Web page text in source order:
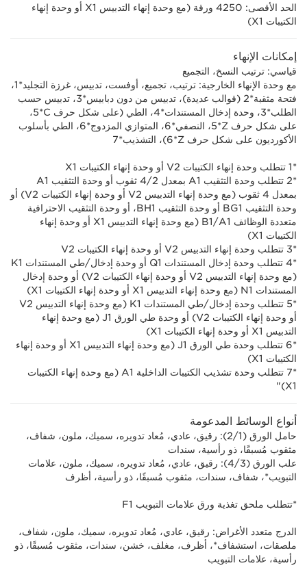
الحد الأقصى: 4250 ورقة (مع وحدة إنهاء التدبيس X1 أو وحدة إنهاء
الكتيبات X1)
إمكانات الإنهاء
قياسي: ترتيب النسخ، التجميع
مع وحدة الإنهاء الخارجية: ترتيب، تجميع، أوفست، تدبيس، غرزة التجليد*1،
فتحة مثقبة*2 (قوالب عديدة)، تدبيس من دون دبابيس*3، تدبيس حسب
الطلب*3، وحدة إدخال المستندات*4، الطي (على شكل حرف C‏*‎‏5،
على شكل حرف ‏Z*‏‎‏5، النصفي*6، المتوازي المزدوج*6، الطي بأسلوب
الأكورديون على شكل حرف ‏‏‏Z*‏‎‏6)، التشذيب*7
*1 تتطلب وحدة إنهاء الكتيبات V2 أو وحدة إنهاء الكتيبات X1
*2 تتطلب وحدة التثقيب A1 بمعدل 2/‏4 ثقوب أو وحدة التثقيب A1
بمعدل 4 ثقوب (مع وحدة إنهاء التدبيس V2 أو وحدة إنهاء الكتيبات V2) أو
وحدة التثقيب BG1 أو وحدة التثقيب BH1، أو وحدة التثقيب الاحترافية
متعددة الوظائف A1‏/B1 (مع وحدة إنهاء التدبيس X1 أو وحدة إنهاء
الكتيبات X1)
*3 تتطلب وحدة إنهاء التدبيس V2 أو وحدة إنهاء الكتيبات V2
*4 تتطلب وحدة إدخال المستندات Q1 أو وحدة إدخال/طي المستندات K1
(مع وحدة إنهاء التدبيس V2 أو وحدة إنهاء الكتيبات V2) أو وحدة إدخال
المستندات N1 (مع وحدة إنهاء التدبيس X1 أو وحدة إنهاء الكتيبات X1)
*5 تتطلب وحدة إدخال/طي المستندات K1 (مع وحدة إنهاء التدبيس V2
أو وحدة إنهاء الكتيبات V2) أو وحدة طي الورق J1 (مع وحدة إنهاء
التدبيس X1 أو وحدة إنهاء الكتيبات X1)
*6 تتطلب وحدة طي الورق J1 (مع وحدة إنهاء التدبيس X1 أو وحدة إنهاء
الكتيبات X1)
*7 تتطلب وحدة تشذيب الكتيبات الداخلية A1 (مع وحدة إنهاء الكتيبات
X1)"
أنواع الوسائط المدعومة
حامل الورق (1‏/2): رقيق، عادي، مُعاد تدويره، سميك، ملون، شفاف،
مثقوب مُسبقًا، ذو رأسية، سندات
علب الورق (3‏/4): رقيق، عادي، مُعاد تدويره، سميك، ملون، علامات
التبويب*، شفاف، سندات، مثقوب مُسبقًا، ذو رأسية، أظرف
*تتطلب ملحق تغذية ورق علامات التبويب F1
الدرج متعدد الأغراض: رقيق، عادي، مُعاد تدويره، سميك، ملون، شفاف،
ملصقات، استشفاف*، أظرف، مغلف، خشن، سندات، مثقوب مُسبقًا، ذو
رأسية، علامات التبويب